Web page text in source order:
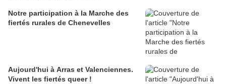
Notre participation à la Marche des
fiertés rurales de Chenevelles
Aujourd'hui à Arras et Valenciennes.
Vivent les fiertés queer !